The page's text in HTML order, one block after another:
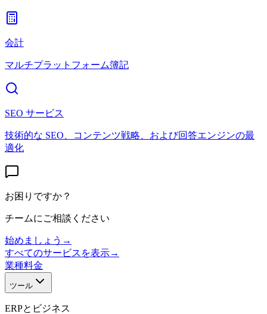
会計
マルチプラットフォーム簿記
SEO サービス
技術的な SEO、コンテンツ戦略、および回答エンジンの最
適化
お困りですか？
チームにご相談ください
始めましょう →
すべてのサービスを表示→
業種料金
ツール
ERPとビジネス